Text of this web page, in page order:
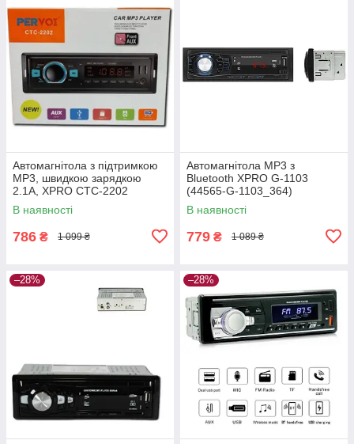
Автомагнітола з підтримкою
MP3, швидкою зарядкою
2.1A, XPRO CTC-2202
(44846-CTC-2202_368)
В наявності
786 ₴ 1 099 ₴
Автомагнітола MP3 з
Bluetooth XPRO G-1103
(44565-G-1103_364)
В наявності
779 ₴ 1 089 ₴
–28% –28%